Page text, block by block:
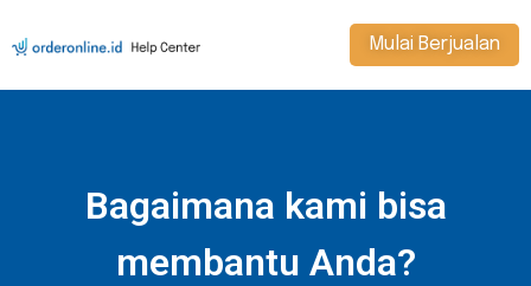
Mulai Berjualan
Bagaimana kami bisa
membantu Anda?